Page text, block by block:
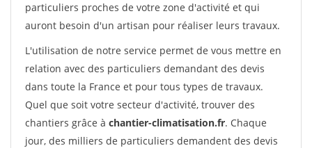
particuliers proches de votre zone d'activité et qui
auront besoin d'un artisan pour réaliser leurs travaux.
L'utilisation de notre service permet de vous mettre en
relation avec des particuliers demandant des devis
dans toute la France et pour tous types de travaux.
Quel que soit votre secteur d'activité, trouver des
chantiers grâce à chantier-climatisation.fr. Chaque
jour, des milliers de particuliers demandent des devis